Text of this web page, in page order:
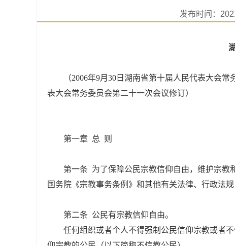
发布时间：
（2006年9月30日湖南省第十届人民代表大会
表大会常务委员会第二十一次会议修订）
第一章 总 则
第一条 为了保障公民宗教信仰自由，维护宗教
国务院《宗教事务条例》和其他有关法律、行政法
第二条 公民有宗教信仰自由。
任何组织或者个人不得强制公民信仰宗教或者